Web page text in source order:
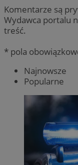
Komentarze są
Wydawca portalu
treść.
* pola
Najnowsze
Popularne